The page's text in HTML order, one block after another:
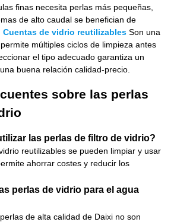
finas necesita perlas más pequeñas,
de alto caudal se benefician de
Cuentas de vidrio reutilizablesSon una
múltiples ciclos de limpieza antes
el tipo adecuado garantiza un
buena relación calidad-precio.
sobre las perlas
las perlas de filtro de vidrio?
reutilizables se pueden limpiar y usar
ahorrar costes y reducir los
perlas de vidrio para el agua
de alta calidad de Daixi no son